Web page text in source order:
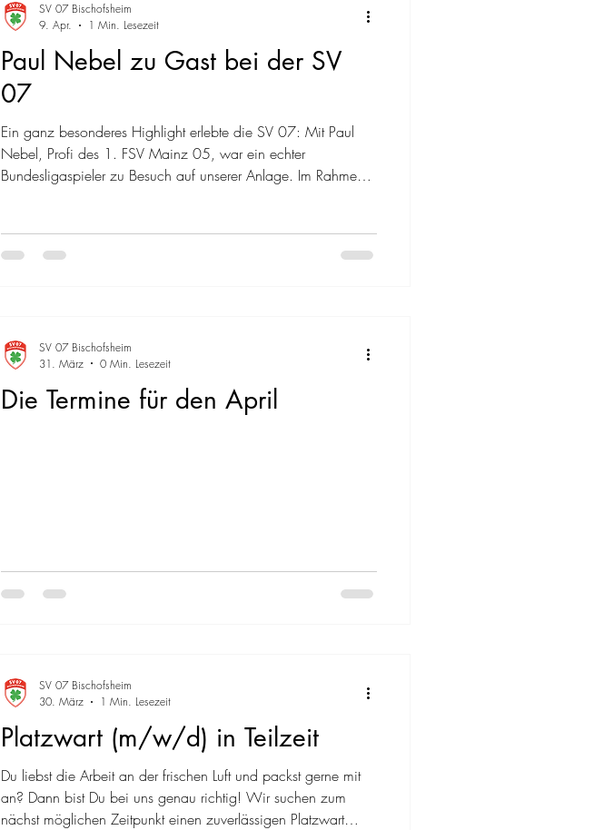
Paul Nebel zu Gast bei der SV
07
Ein ganz besonderes Highlight erlebte die SV 07: Mit Paul
Nebel, Profi des 1. FSV Mainz 05, war ein echter
Bundesligaspieler zu Besuch auf unserer Anlage. Im Rahmen
Paul Nebel viel Zeit für die Teilnehmerinnen und Teilnehmer
des Camps. Die Kinder hatten die Gelegenheit, ihn in einer
SV 07 Bischofsheim
9. Apr.
1 Min. Lesezeit
Die Termine für den April
SV 07 Bischofsheim
31. März
0 Min. Lesezeit
Platzwart (m/w/d) in Teilzeit
Du liebst die Arbeit an der frischen Luft und packst gerne mit
an? Dann bist Du bei uns genau richtig! Wir suchen zum
nächst möglichen Zeitpunkt einen zuverlässigen Platzwart
SV 07 Bischofsheim
30. März
1 Min. Lesezeit